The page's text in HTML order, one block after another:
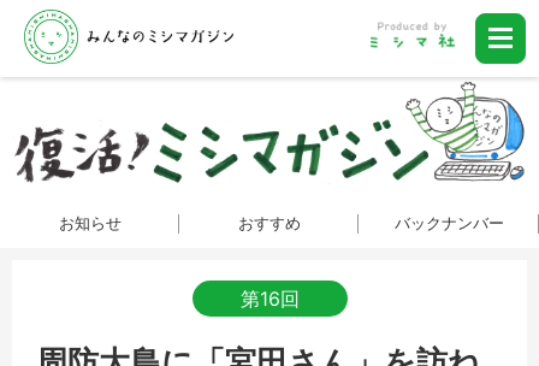
お知らせ おすすめ バックナンバー
第16回